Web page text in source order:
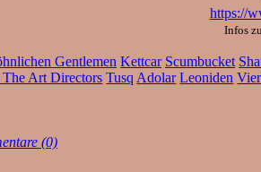
https://
Infos
Gentlemen Kettcar Scumbucket
Art Directors Tusq Adolar Leoniden
(0)